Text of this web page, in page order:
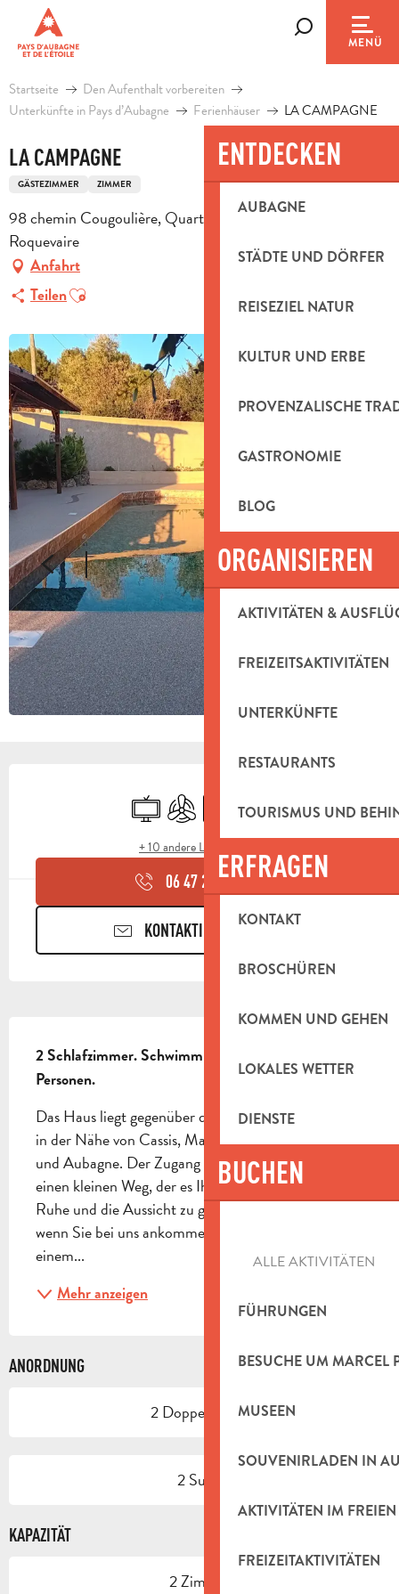
contenu
principal
MENÜ
ENTDECKEN
AUBAGNE
STÄDTE UND DÖRFER
REISEZIEL NATUR
KULTUR UND ERBE
PROVENZALISCHE
GASTRONOMIE
BLOG
ORGANISIEREN
AKTIVITÄTEN &
FREIZEITSAKTIVITÄTEN
UNTERKÜNFTE
RESTAURANTS
TOURISMUS UND
ERFRAGEN
KONTAKT
BROSCHÜREN
KOMMEN UND GEHEN
LOKALES WETTER
DIENSTE
BUCHEN
ALLE AKTIVITÄTEN
FÜHRUNGEN
BESUCHE UM MARCEL
MUSEEN
SOUVENIRLADEN IN
AKTIVITÄTEN IM FREIEN
FREIZEITAKTIVITÄTEN
Startseite
Den Aufenthalt vorbereiten
Unterkünfte in Pays d’Aubagne
Ferienhäuser LA CAMPAGNE
LA CAMPAGNE
GÄSTEZIMMER ZIMMER
98 chemin Cougoulière, Quartier Valcros, 13360
Roquevaire
Anfahrt
TeilenAjouter aux favoris
ÖFFNUNGSZEITEN &
FernsehenKlimaanlage
ParkplatzSchwimmbad
+ 10 andere Leistung(en)
06 47 28 98▒▒
KONTAKTIEREN SIE UNS
2 Schlafzimmer. Schwimmbad. Kapazität für 4
Personen.
Das Haus liegt gegenüber dem Massif du Garlaban,
in der Nähe von Cassis, Marseille, Aix en Provence
und Aubagne. Der Zugang zum Haus erfolgt über
einen kleinen Weg, der es Ihnen ermöglicht, die
Ruhe und die Aussicht zu genießen, die Sie haben,
wenn Sie bei uns ankommen.2 Schlafzimmer mit
einem...
Mehr anzeigen
ANORDNUNG
2 Doppelbetten
2 Suite
KAPAZITÄT
2 Zimmer